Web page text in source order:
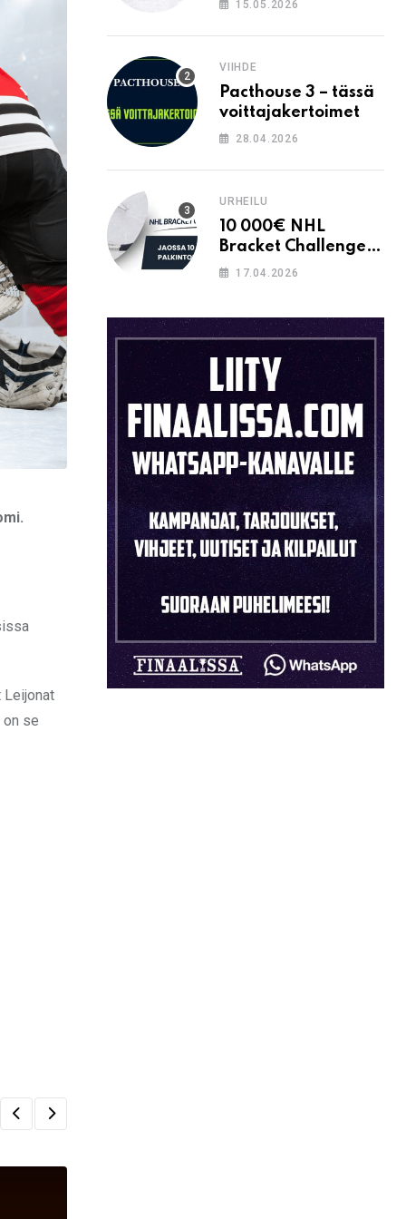
Leijonat
on se
15.05.2026
VIIHDE
Pacthouse 3 – tässä
voittajakertoimet
28.04.2026
URHEILU
10 000€ NHL
Bracket Challenge –
pystytkö
17.04.2026